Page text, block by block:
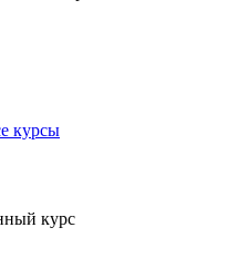
курсы
курс